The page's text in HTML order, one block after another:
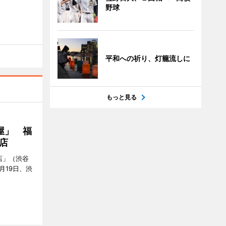
」 福
」（渋谷
19日、渋
野球
平和への祈り、灯籠流しに
もっと見る